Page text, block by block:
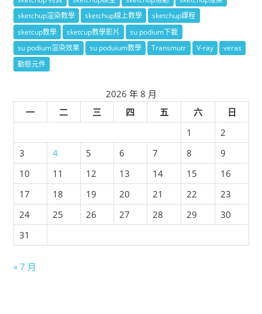
sketchup渲染教學
sketchup線上教學
sketchup課程
sketcup教學
sketcup教學影片
su podium下載
su podium渲染效果
su poduium教學 Transmutr V-ray
veras
動態元件
2026 年 8 月
一
二 三 四 五 六
日
1
2
3
4 5 6 7 8
9
10
11 12 13 14 15
16
17
18 19 20 21 22
23
24
25 26 27 28 29
30
31
« 7 月